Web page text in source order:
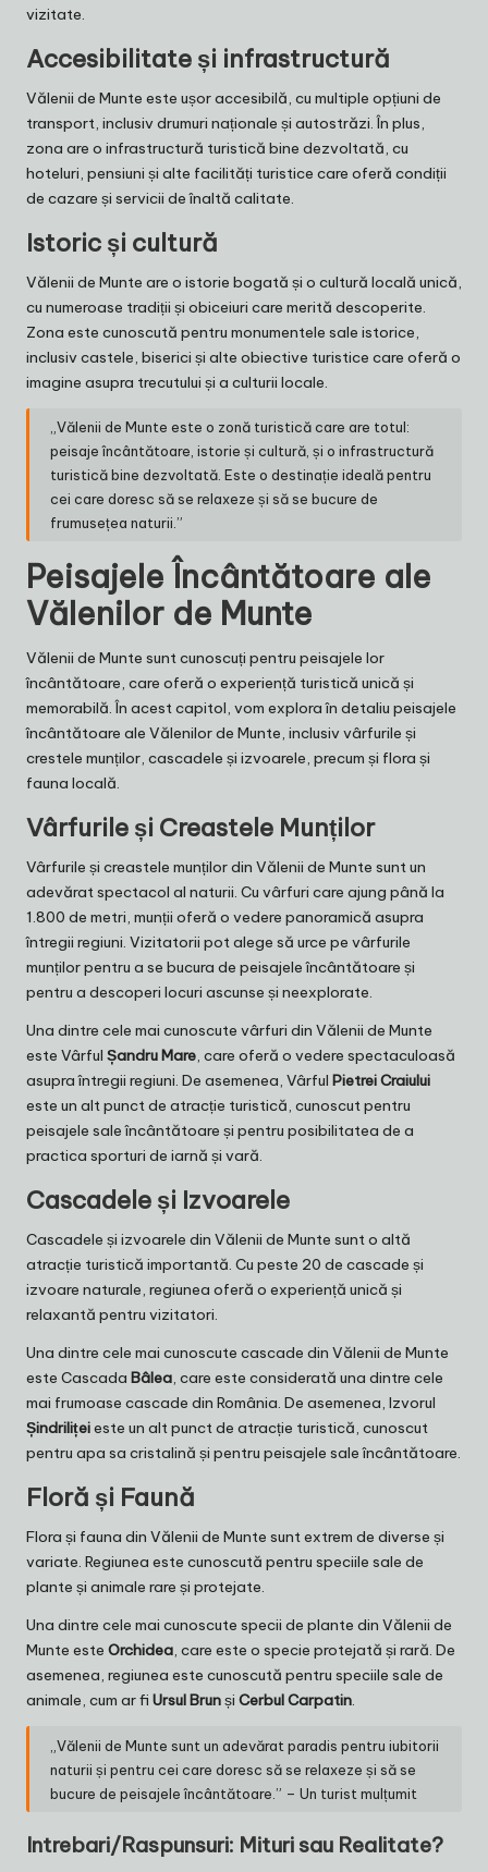
vizitate.
Accesibilitate și infrastructură
Vălenii de Munte este ușor accesibilă, cu multiple opțiuni de
transport, inclusiv drumuri naționale și autostrăzi. În plus,
zona are o infrastructură turistică bine dezvoltată, cu
hoteluri, pensiuni și alte facilități turistice care oferă condiții
de cazare și servicii de înaltă calitate.
Istoric și cultură
Vălenii de Munte are o istorie bogată și o cultură locală unică,
cu numeroase tradiții și obiceiuri care merită descoperite.
Zona este cunoscută pentru monumentele sale istorice,
inclusiv castele, biserici și alte obiective turistice care oferă o
imagine asupra trecutului și a culturii locale.
„Vălenii de Munte este o zonă turistică care are totul:
peisaje încântătoare, istorie și cultură, și o infrastructură
turistică bine dezvoltată. Este o destinație ideală pentru
cei care doresc să se relaxeze și să se bucure de
frumusețea naturii.”
Peisajele Încântătoare ale
Vălenilor de Munte
Vălenii de Munte sunt cunoscuți pentru peisajele lor
încântătoare, care oferă o experiență turistică unică și
memorabilă. În acest capitol, vom explora în detaliu peisajele
încântătoare ale Vălenilor de Munte, inclusiv vârfurile și
crestele munților, cascadele și izvoarele, precum și flora și
fauna locală.
Vârfurile și Creastele Munților
Vârfurile și creastele munților din Vălenii de Munte sunt un
adevărat spectacol al naturii. Cu vârfuri care ajung până la
1.800 de metri, munții oferă o vedere panoramică asupra
întregii regiuni. Vizitatorii pot alege să urce pe vârfurile
munților pentru a se bucura de peisajele încântătoare și
pentru a descoperi locuri ascunse și neexplorate.
Una dintre cele mai cunoscute vârfuri din Vălenii de Munte
este Vârful Șandru Mare, care oferă o vedere spectaculoasă
asupra întregii regiuni. De asemenea, Vârful Pietrei Craiului
este un alt punct de atracție turistică, cunoscut pentru
peisajele sale încântătoare și pentru posibilitatea de a
practica sporturi de iarnă și vară.
Cascadele și Izvoarele
Cascadele și izvoarele din Vălenii de Munte sunt o altă
atracție turistică importantă. Cu peste 20 de cascade și
izvoare naturale, regiunea oferă o experiență unică și
relaxantă pentru vizitatori.
Una dintre cele mai cunoscute cascade din Vălenii de Munte
este Cascada Bâlea, care este considerată una dintre cele
mai frumoase cascade din România. De asemenea, Izvorul
Șindrilițeieste un alt punct de atracție turistică, cunoscut
pentru apa sa cristalină și pentru peisajele sale încântătoare.
Floră și Faună
Flora și fauna din Vălenii de Munte sunt extrem de diverse și
variate. Regiunea este cunoscută pentru speciile sale de
plante și animale rare și protejate.
Una dintre cele mai cunoscute specii de plante din Vălenii de
Munte este Orchidea, care este o specie protejată și rară. De
asemenea, regiunea este cunoscută pentru speciile sale de
animale, cum ar fi Ursul Brunși Cerbul Carpatin.
„Vălenii de Munte sunt un adevărat paradis pentru iubitorii
naturii și pentru cei care doresc să se relaxeze și să se
bucure de peisajele încântătoare.” – Un turist mulțumit
Intrebari/Raspunsuri: Mituri sau Realitate?